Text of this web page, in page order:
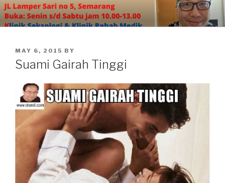
Skip
to
content
POSTED
ON
MAY 6, 2015 BY
Suami Gairah Tinggi